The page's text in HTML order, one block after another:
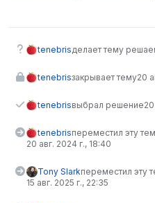
tenebrisделает тему
tenebrisзакрывает тему20
tenebrisвыбрал решение
tenebrisпереместил эту
20 авг. 2024 г., 18:40
Tony Slarkпереместил эту
15 авг. 2025 г., 22:35